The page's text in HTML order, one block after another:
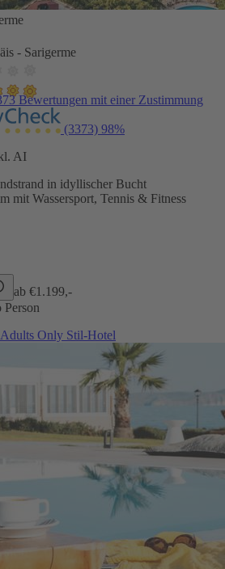
- Sarigerme
Bewertungen mit einer Zustimmung
(3373) 98%
AI
in idyllischer Bucht
mit Wassersport, Tennis & Fitness
ab €1.199,-
Person
Only Stil-Hotel